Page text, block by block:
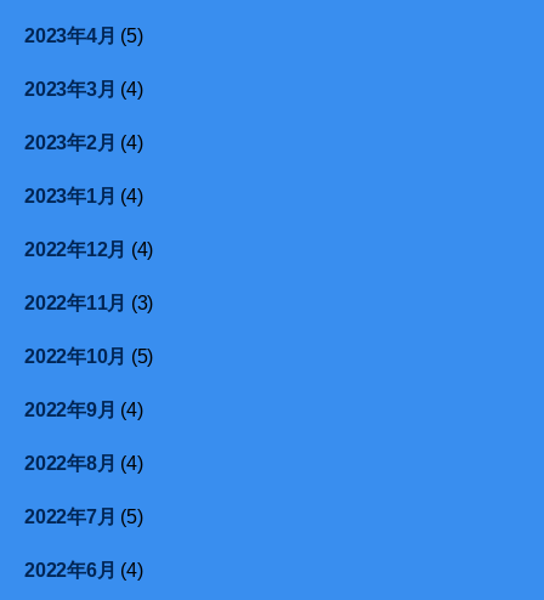
2023年4月 (5)
2023年3月 (4)
2023年2月 (4)
2023年1月 (4)
2022年12月 (4)
2022年11月 (3)
2022年10月 (5)
2022年9月 (4)
2022年8月 (4)
2022年7月 (5)
2022年6月 (4)